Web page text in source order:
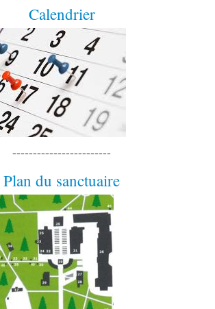
Calendrier
------------------------
Plan du sanctuaire